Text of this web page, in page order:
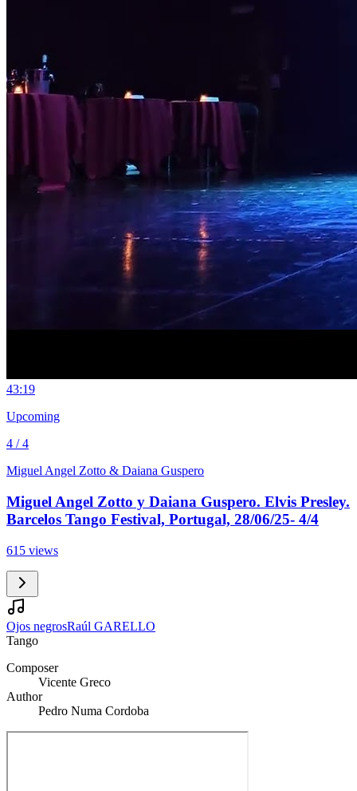
43:19
Upcoming
4 / 4
Miguel Angel Zotto & Daiana Guspero
Miguel Angel Zotto y Daiana Guspero. Elvis Presley.
Barcelos Tango Festival, Portugal, 28/06/25- 4/4
615 views
Ojos negrosRaúl GARELLO
Tango
Composer
Vicente Greco
Author
Pedro Numa Cordoba